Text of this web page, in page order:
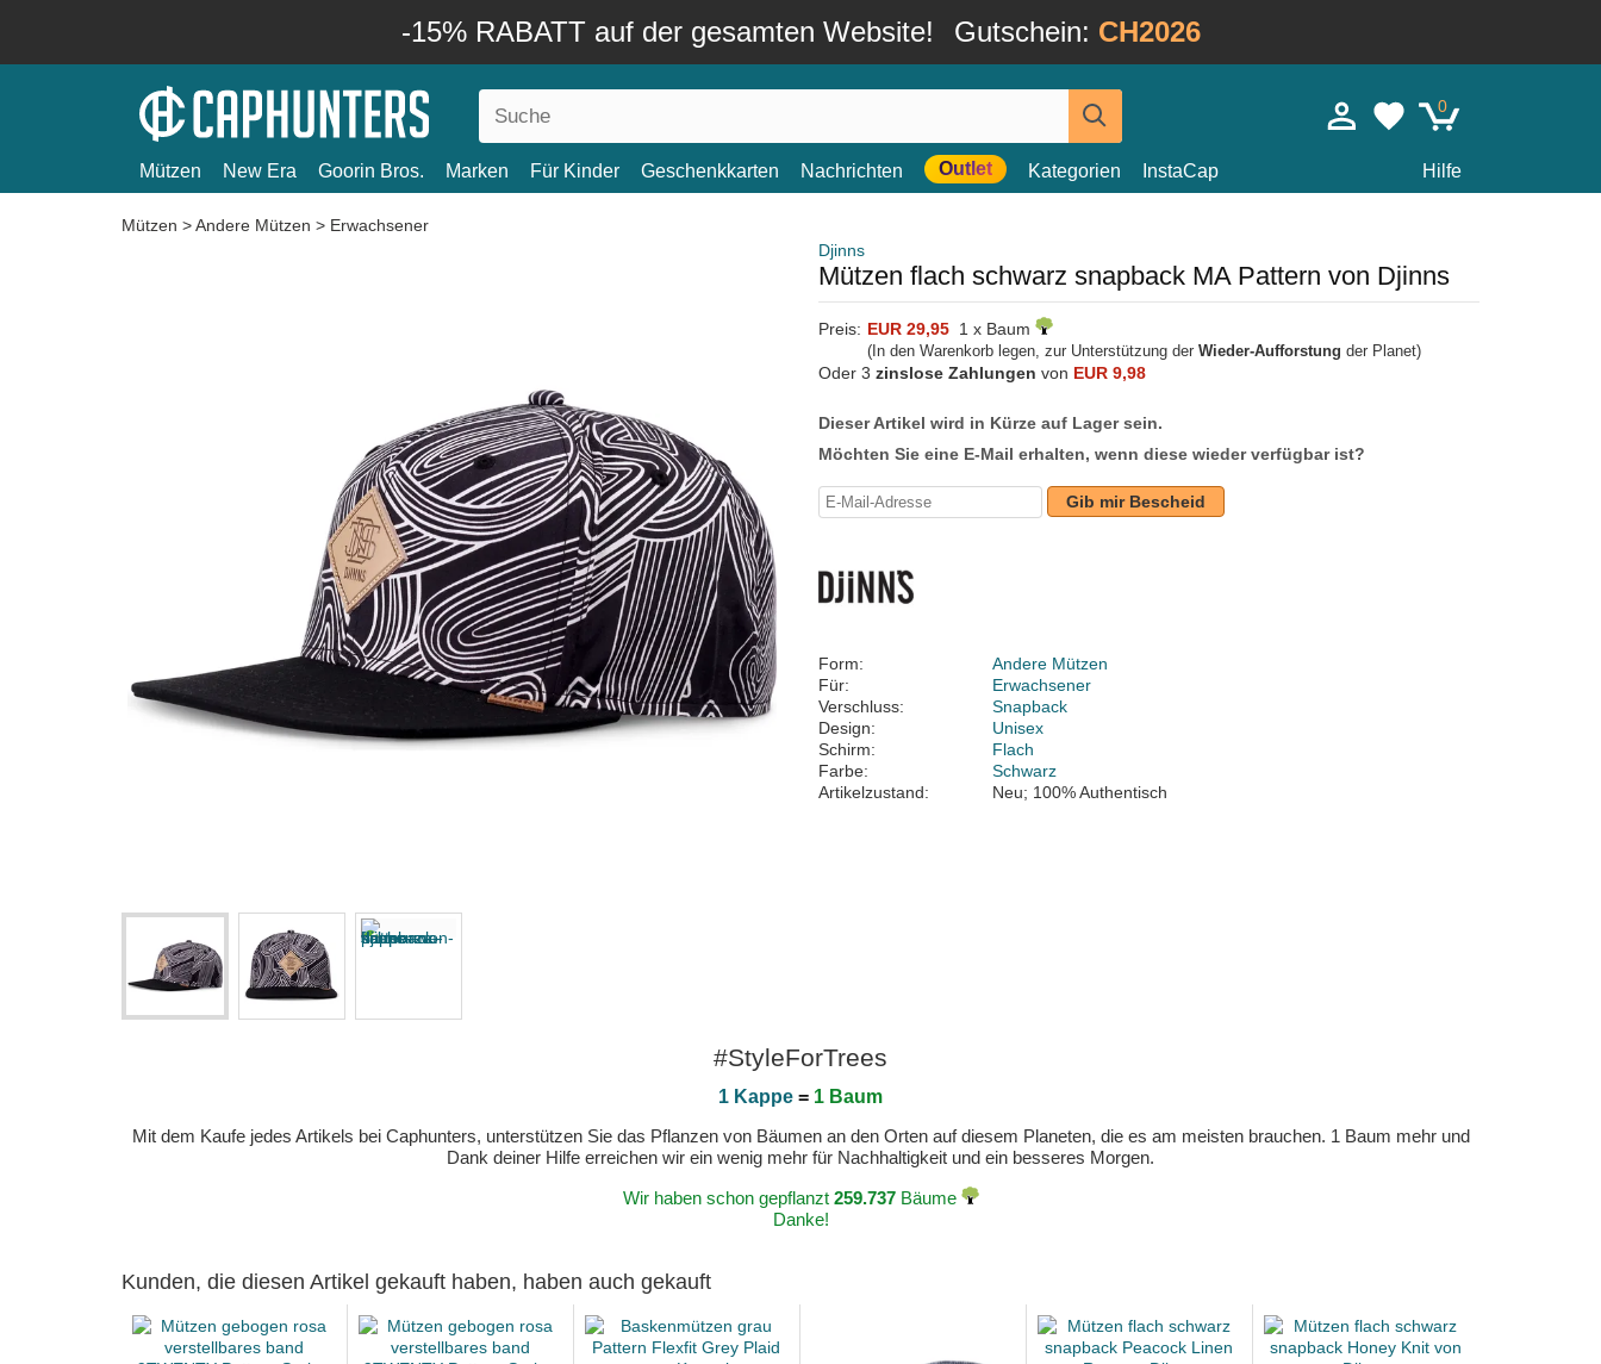
-15% RABATT auf der gesamten Website! Gutschein: CH2026
0
Mützen New Era Goorin Bros. Marken Für Kinder Geschenkkarten Nachrichten Outlet Kategorien InstaCap Hilfe
Mützen >Andere Mützen > Erwachsener
Djinns
Mützen flach schwarz snapback MA Pattern von Djinns
Preis: EUR 29,95 1 x Baum
(In den Warenkorb legen, zur Unterstützung der Wieder-Aufforstung der Planet)
Oder 3 zinslose Zahlungen von EUR 9,98
Dieser Artikel wird in Kürze auf Lager sein.
Möchten Sie eine E-Mail erhalten, wenn diese wieder verfügbar ist?
Gib mir Bescheid
Form:
Andere Mützen
Für:
Erwachsener
Verschluss:
Snapback
Design:
Unisex
Schirm:
Flach
Farbe:
Schwarz
Artikelzustand:
Neu; 100% Authentisch
#StyleForTrees
1 Kappe = 1 Baum
Mit dem Kaufe jedes Artikels bei Caphunters, unterstützen Sie das Pflanzen von Bäumen an den Orten auf diesem Planeten, die es am meisten brauchen. 1 Baum mehr und
Dank deiner Hilfe erreichen wir ein wenig mehr für Nachhaltigkeit und ein besseres Morgen.
Wir haben schon gepflanzt 259.737Bäume
Danke!
Kunden, die diesen Artikel gekauft haben, haben auch gekauft